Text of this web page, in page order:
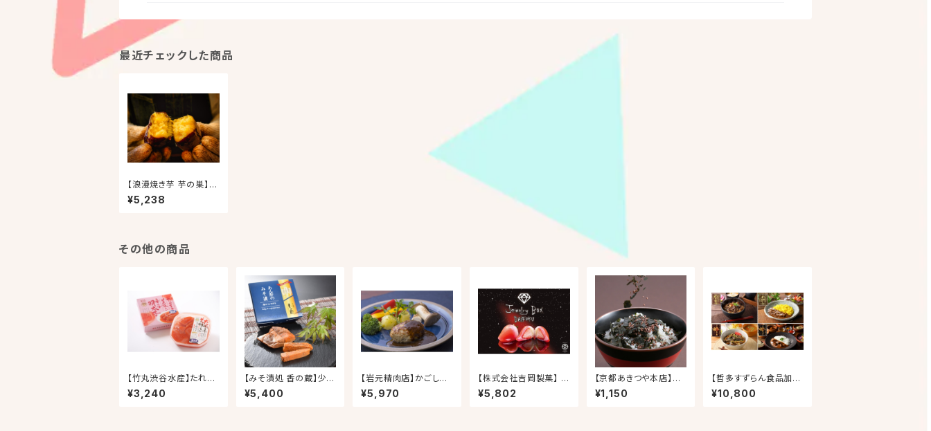
最近チェックした商品
【浪漫焼き芋 芋の巣】
【冷凍焼き芋】旭甘十郎
紅はるか
¥5,238
その他の商品
【竹丸渋谷水産】たれま
で美味しい明太子
¥3,240
【みそ漬処 香の蔵】少し
贅沢なおつまみとおか
ずセット①
¥5,400
【岩元精肉店】かごしま
黒豚ハンバーグセット
¥5,970
【株式会社吉岡製菓】 ル
ビーのいちご DAIFUK
U
¥5,802
【京都あきつや本店】京
のふりかけシリーズ『お
海苔屋さんの拘りふり
¥1,150
【哲多すずらん食品加
工】岡山和牛丼バラエテ
ィー(16食セット)
¥10,800